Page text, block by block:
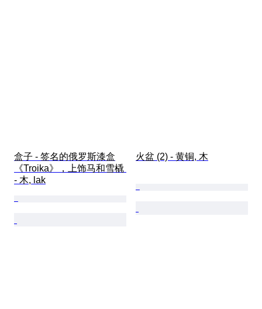
盒子 - 签名的俄罗斯漆盒
《Troika》，上饰马和雪橇
- 木, lak
火盆 (2) - 黄铜, 木